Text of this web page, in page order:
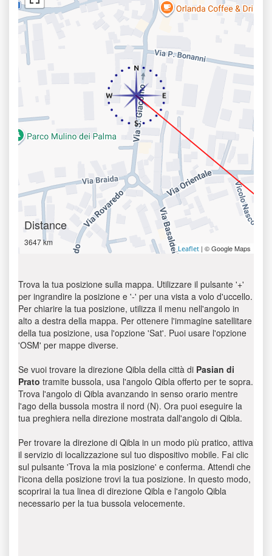
Distance
3647 km
Leaflet | © Google Maps
Trova la tua posizione sulla mappa. Utilizzare il pulsante '+'
per ingrandire la posizione e '-' per una vista a volo d'uccello.
Per chiarire la tua posizione, utilizza il menu nell'angolo in
alto a destra della mappa. Per ottenere l'immagine satellitare
della tua posizione, usa l'opzione 'Sat'. Puoi usare l'opzione
'OSM' per mappe diverse.
Se vuoi trovare la direzione Qibla della città di Pasian di
Prato tramite bussola, usa l'angolo Qibla offerto per te sopra.
Trova l'angolo di Qibla avanzando in senso orario mentre
l'ago della bussola mostra il nord (N). Ora puoi eseguire la
tua preghiera nella direzione mostrata dall'angolo di Qibla.
Per trovare la direzione di Qibla in un modo più pratico, attiva
il servizio di localizzazione sul tuo dispositivo mobile. Fai clic
sul pulsante 'Trova la mia posizione' e conferma. Attendi che
l'icona della posizione trovi la tua posizione. In questo modo,
scoprirai la tua linea di direzione Qibla e l'angolo Qibla
necessario per la tua bussola velocemente.